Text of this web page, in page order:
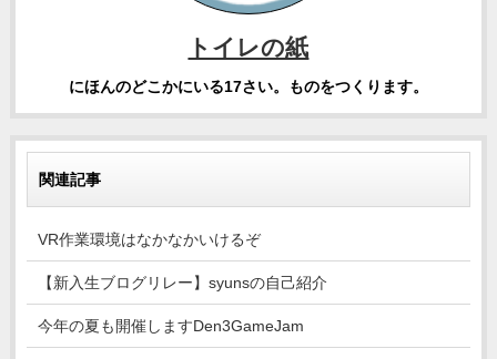
トイレの紙
にほんのどこかにいる17さい。ものをつくります。
関連記事
VR作業環境はなかなかいけるぞ
【新入生ブログリレー】syunsの自己紹介
今年の夏も開催しますDen3GameJam